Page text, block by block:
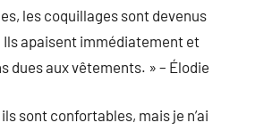
les coquillages sont devenus
Ils apaisent immédiatement et
dues aux vêtements. » – Élodie
sont confortables, mais je n’ai